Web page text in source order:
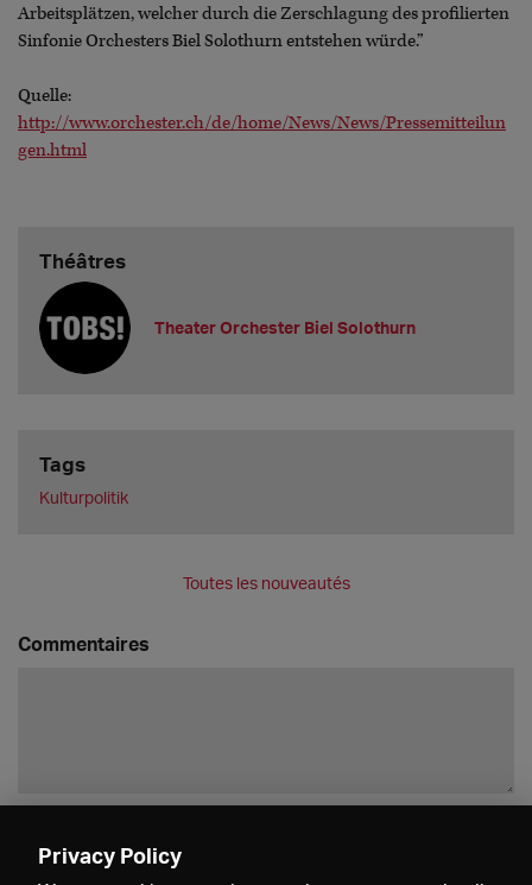
Arbeitsplätzen, welcher durch die Zerschlagung des profilierten
Sinfonie Orchesters Biel Solothurn entstehen würde.”
Quelle:
http://www.orchester.ch/de/home/News/News/Pressemitteilun
gen.html
Théâtres
Theater Orchester Biel Solothurn
Tags
Kulturpolitik
Toutes les nouveautés
Commentaires
Privacy Policy